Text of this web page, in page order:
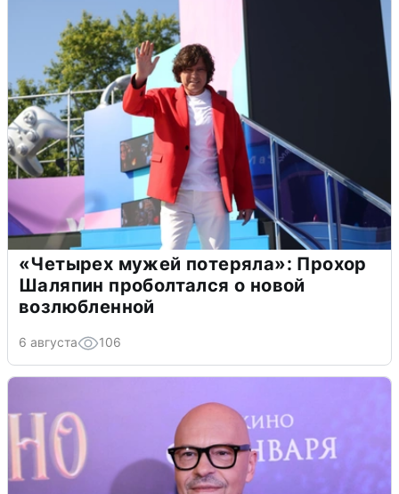
«Четырех мужей потеряла»: Прохор
Шаляпин проболтался о новой
возлюбленной
6 августа 106